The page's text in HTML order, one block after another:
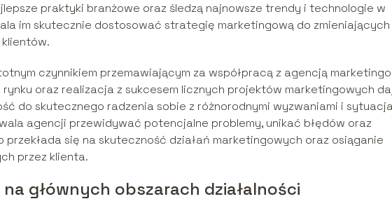
praktyki branżowe oraz śledzą najnowsze trendy i technologie w
im skutecznie dostosować strategię marketingową do zmieniających
czynnikiem przemawiającym za współpracą z agencją
oraz realizacja z sukcesem licznych projektów marketingowych
do skutecznego radzenia sobie z różnorodnymi wyzwaniami i
agencji przewidywać potencjalne problemy, unikać błędów oraz
się na skuteczność działań marketingowych oraz osiąganie
przez klienta.
głównych obszarach działalności